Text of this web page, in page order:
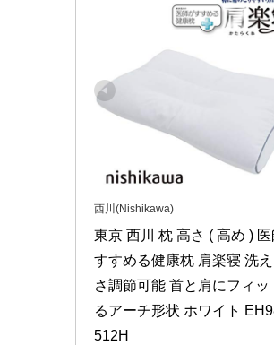
西川(Nishikawa)
東京 西川 枕 高さ ( 高め )
すすめる健康枕 肩楽寝 洗
さ調節可能 首と肩にフィッ
るアーチ形状 ホワイト
512H